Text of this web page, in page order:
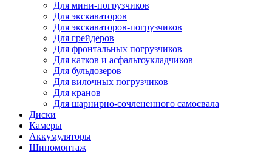
Для мини-погрузчиков
Для экскаваторов
Для экскаваторов-погрузчиков
Для грейдеров
Для фронтальных погрузчиков
Для катков и асфальтоукладчиков
Для бульдозеров
Для вилочных погрузчиков
Для кранов
Для шарнирно-сочлененного самосвала
Диски
Камеры
Аккумуляторы
Шиномонтаж